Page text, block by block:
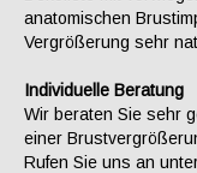
anatomischen
Vergrößerung sehr
Individuelle Beratung
Wir beraten Sie sehr
einer
Rufen Sie uns an